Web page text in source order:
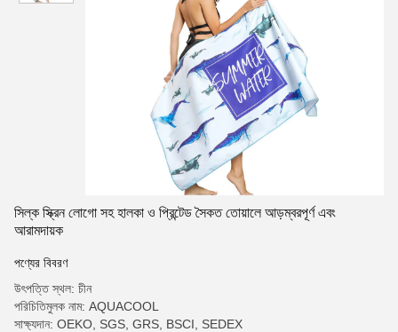
সিল্ক স্ক্রিন লোগো সহ হালকা ও প্রিন্টেড সৈকত তোয়ালে আড়ম্বরপূর্ণ এবং
আরামদায়ক
পণ্যের বিবরণ
উৎপত্তি স্থল: চীন
পরিচিতিমুলক নাম: AQUACOOL
সাক্ষ্যদান: OEKO, SGS, GRS, BSCI, SEDEX